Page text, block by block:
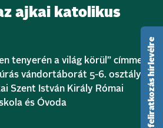
ajkai katolikus
tenyerén a világ körül” címmel
vándortáborát 5-6. osztályos
Szent István Király Római
és Óvoda
feliratkozás hírlevélre